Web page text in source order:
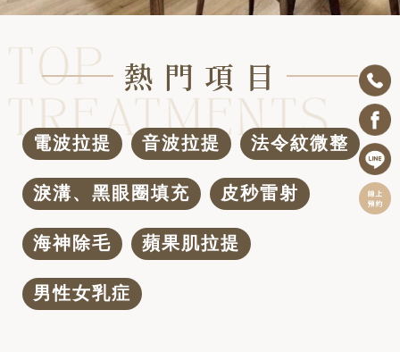
熱 門 項 目
電波拉提 音波拉提 法令紋微整
淚溝、黑眼圈填充 皮秒雷射
海神除毛 蘋果肌拉提
男性女乳症